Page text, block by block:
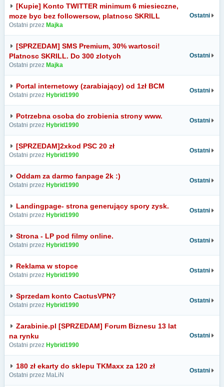
[Kupie] Konto TWITTER minimum 6 miesieczne,
moze byc bez followersow, platnosc SKRILL
Ostatni przez Majka
Ostatni
[SPRZEDAM] SMS Premium, 30% wartosci!
Platnosc SKRILL. Do 300 zlotych
Ostatni przez Majka
Ostatni
Portal internetowy (zarabiający) od 1zł BCM
Ostatni przez Hybrid1990
Ostatni
Potrzebna osoba do zrobienia strony www.
Ostatni przez Hybrid1990
Ostatni
[SPRZEDAM]2xkod PSC 20 zł
Ostatni przez Hybrid1990
Ostatni
Oddam za darmo fanpage 2k :)
Ostatni przez Hybrid1990
Ostatni
Landingpage- strona generujący spory zysk.
Ostatni przez Hybrid1990
Ostatni
Strona - LP pod filmy online.
Ostatni przez Hybrid1990
Ostatni
Reklama w stopce
Ostatni przez Hybrid1990
Ostatni
Sprzedam konto CactusVPN?
Ostatni przez Hybrid1990
Ostatni
Zarabinie.pl [SPRZEDAM] Forum Biznesu 13 lat
na rynku
Ostatni przez Hybrid1990
Ostatni
180 zł ekarty do sklepu TKMaxx za 120 zł
Ostatni przez MaLiN
Ostatni